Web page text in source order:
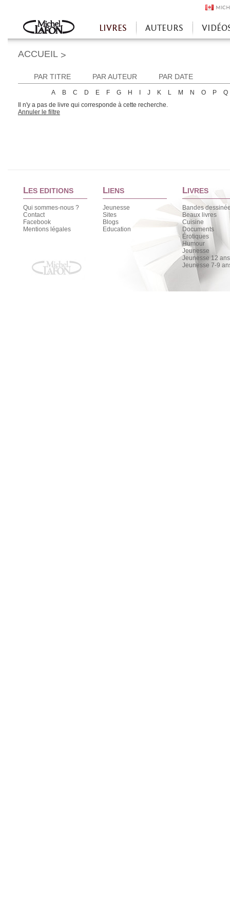
Accueil
LIVRES AUTEURS
ACCUEIL >
PAR TITRE PAR AUTEUR PAR DATE
A B C D E F G H J K L M N O P
Q
Il n'y a pas de livre qui corresponde à cette recherche.
Annuler le filtre
LES EDITIONS
Qui sommes-nous ?
Contact
Facebook
Mentions légales
LIENS
Jeunesse
Sites
Blogs
Education
LIVRES
Bandes
Beaux livres
Cuisine
Documents
Érotiques
Humour
Jeunesse
Jeunesse 12
Jeunesse 7-9